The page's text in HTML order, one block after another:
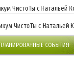
ЧистоТы с Натальей
ЧистоТы с Натальей
СОБЫТИЯ